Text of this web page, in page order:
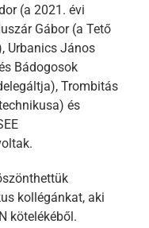
(a 2021. évi
Gábor (a Tető
Urbanics János
Bádogosok
Trombitás
és
kollégánkat, aki
kötelékéből.